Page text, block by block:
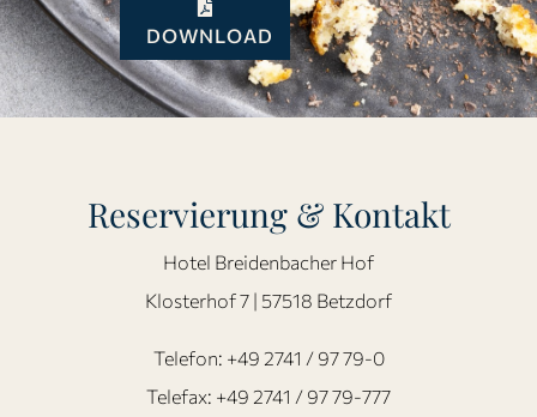
DOWNLOAD
Reservierung & Kontakt
Hotel Breidenbacher Hof
Klosterhof 7 | 57518 Betzdorf
Telefon: +49 2741 / 97 79-0
Telefax: +49 2741 / 97 79-777